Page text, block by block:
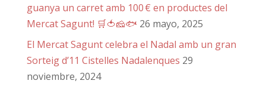
guanya un carret amb 100 € en productes del
Mercat Sagunt! 🛒🍅🧀🐟 26 mayo, 2025
El Mercat Sagunt celebra el Nadal amb un gran
Sorteig d’11 Cistelles Nadalenques 29
noviembre, 2024